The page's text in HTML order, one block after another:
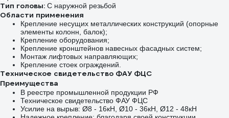
Тип головы: C наружной резьбой
Области применения
Крепление несущих металлических конструкций (опорные
элементы колонн, балок);
Крепление оборудования;
Крепление кронштейнов навесных фасадных систем;
Монтаж лифтовых направляющих;
Крепление стоек ограждений.
Техническое свидетельство ФАУ ФЦС
Преимущества
В реестре промышленной продукции РФ
Техническое свидетельство ФАУ ФЦС
Усилие на вырыв: Ø8 - 16кН, Ø10 - 36кН, Ø12 - 48кН